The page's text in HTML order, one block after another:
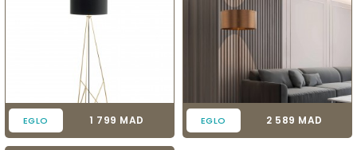
EGLO Prix
1 799 MAD EGLO Prix
2 589 MAD